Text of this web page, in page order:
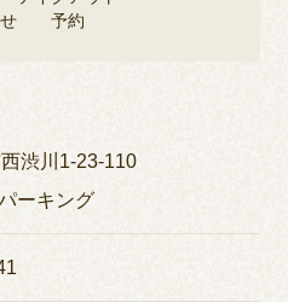
予約
渋川1-23-110
ーキング